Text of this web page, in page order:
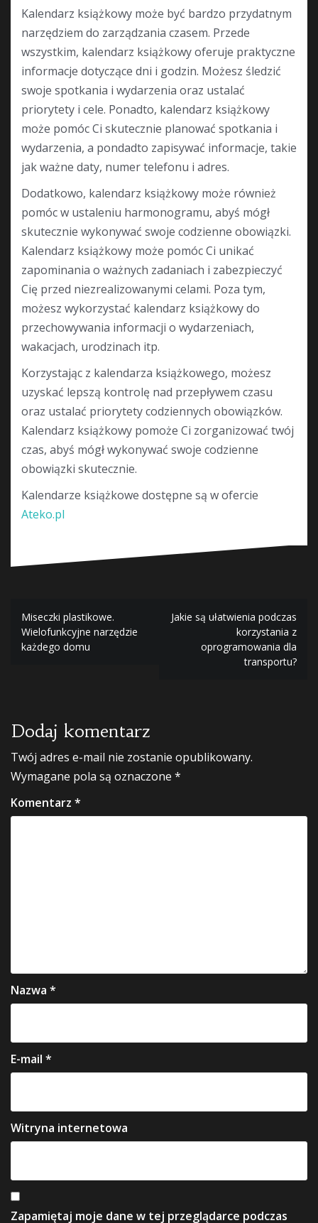
Kalendarz książkowy może być bardzo przydatnym
narzędziem do zarządzania czasem. Przede
wszystkim, kalendarz książkowy oferuje praktyczne
informacje dotyczące dni i godzin. Możesz śledzić
swoje spotkania i wydarzenia oraz ustalać
priorytety i cele. Ponadto, kalendarz książkowy
może pomóc Ci skutecznie planować spotkania i
wydarzenia, a pondadto zapisywać informacje, takie
jak ważne daty, numer telefonu i adres.
Dodatkowo, kalendarz książkowy może również
pomóc w ustaleniu harmonogramu, abyś mógł
skutecznie wykonywać swoje codzienne obowiązki.
Kalendarz książkowy może pomóc Ci unikać
zapominania o ważnych zadaniach i zabezpieczyć
Cię przed niezrealizowanymi celami. Poza tym,
możesz wykorzystać kalendarz książkowy do
przechowywania informacji o wydarzeniach,
wakacjach, urodzinach itp.
Korzystając z kalendarza książkowego, możesz
uzyskać lepszą kontrolę nad przepływem czasu
oraz ustalać priorytety codziennych obowiązków.
Kalendarz książkowy pomoże Ci zorganizować twój
czas, abyś mógł wykonywać swoje codzienne
obowiązki skutecznie.
Kalendarze książkowe dostępne są w ofercie
Ateko.pl
Nawigacja
wpisu
Miseczki plastikowe.
Wielofunkcyjne narzędzie
każdego domu
Jakie są ułatwienia podczas
korzystania z
oprogramowania dla
transportu?
Dodaj komentarz
Twój adres e-mail nie zostanie opublikowany.
Wymagane pola są oznaczone *
Komentarz *
Nazwa *
E-mail *
Witryna internetowa
Zapamiętaj moje dane w tej przeglądarce podczas